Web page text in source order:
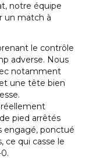
notre équipe
un match à
le contrôle
adverse. Nous
notamment
une tête bien
pied arrêtés
engagé, ponctué
ce qui casse le